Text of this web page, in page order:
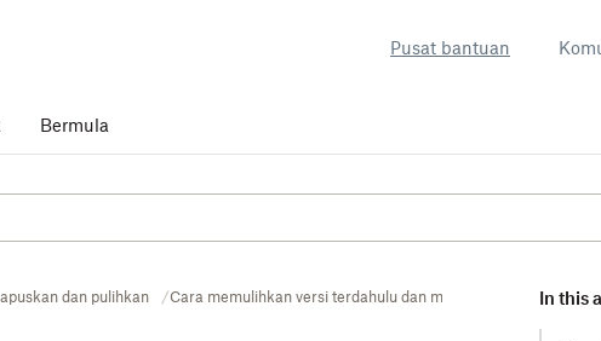
Pusat bantuan
Bermula
dan pulihkan Cara memulihkan versi terdahulu dan membalikkan semula
In this